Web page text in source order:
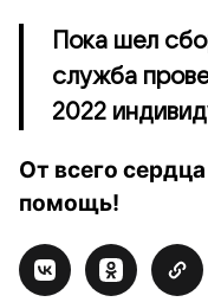
Пока шел
служба
2022
От всего
помощь!